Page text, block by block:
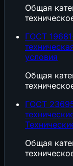
Общая
ГОСТ
условия
Общая
ГОСТ
Общая